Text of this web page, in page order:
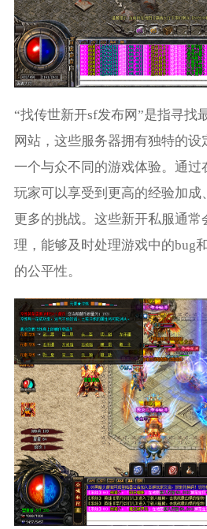
“找传世新开sf发布网”是指寻找
网站，这些服务器拥有独特的
一个与众不同的游戏体验。通过
玩家可以享受到更高的经验加成
更多的挑战。这些新开私服通常
理，能够及时处理游戏中的bug
的公平性。